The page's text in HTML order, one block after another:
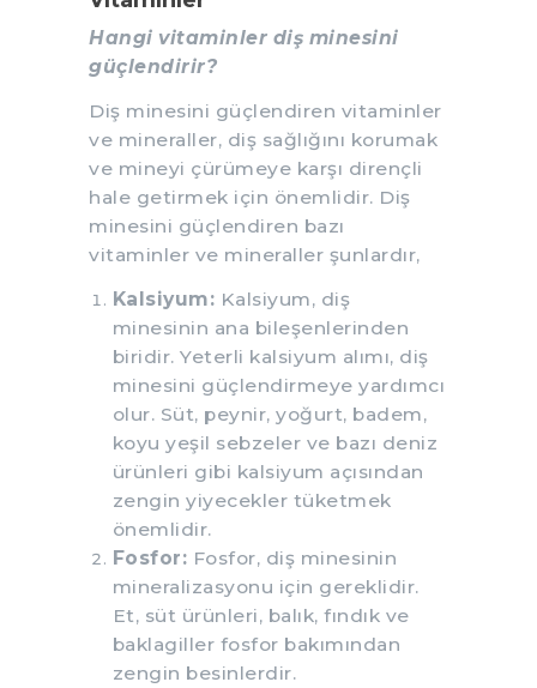
Hangi vitaminler diş minesini
güçlendirir?
Diş minesini güçlendiren vitaminler
ve mineraller, diş sağlığını korumak
ve mineyi çürümeye karşı dirençli
hale getirmek için önemlidir. Diş
minesini güçlendiren bazı
vitaminler ve mineraller şunlardır,
Kalsiyum: Kalsiyum, diş
minesinin ana bileşenlerinden
biridir. Yeterli kalsiyum alımı, diş
minesini güçlendirmeye yardımcı
olur. Süt, peynir, yoğurt, badem,
koyu yeşil sebzeler ve bazı deniz
ürünleri gibi kalsiyum açısından
zengin yiyecekler tüketmek
önemlidir.
Fosfor: Fosfor, diş minesinin
mineralizasyonu için gereklidir.
Et, süt ürünleri, balık, fındık ve
baklagiller fosfor bakımından
zengin besinlerdir.